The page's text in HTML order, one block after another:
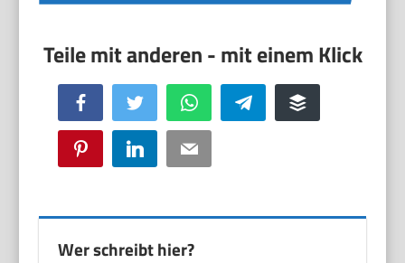
Facebook Twitter WhatsApp Telegram Buffer
Pinterest LinkedIn Email
Wer schreibt hier?